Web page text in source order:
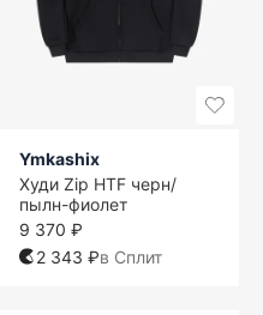
Ymkashix
Худи Zip HTF черн/
пылн-фиолет
9 370 ₽
2 343 ₽в Сплит